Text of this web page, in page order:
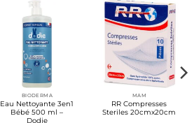
BIODERMA
Eau Nettoyante 3en1
Bébé 500 ml –
Dodie
MAM
RR Compresses
Steriles 20cmx20cm